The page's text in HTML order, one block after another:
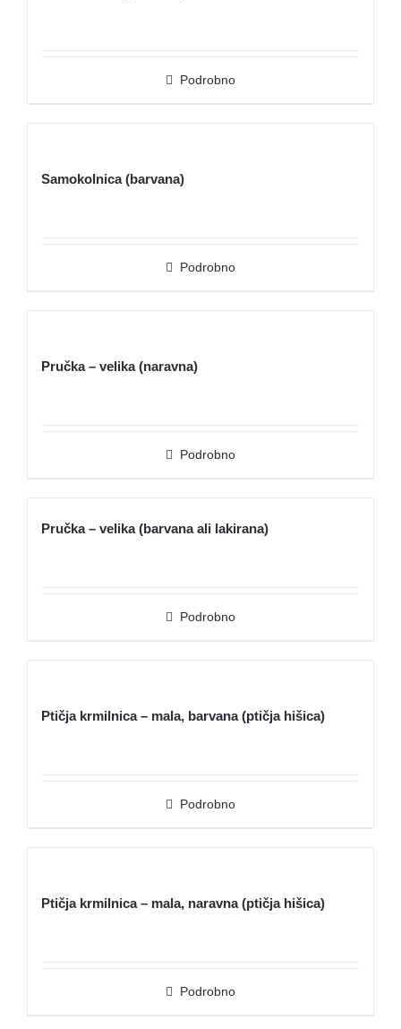
Podrobno
Samokolnica (barvana)
Podrobno
Pručka – velika (naravna)
Podrobno
Pručka – velika (barvana ali lakirana)
Podrobno
Ptičja krmilnica – mala, barvana (ptičja hišica)
Podrobno
Ptičja krmilnica – mala, naravna (ptičja hišica)
Podrobno